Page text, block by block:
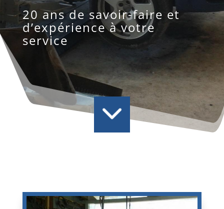
20 ans de savoir-faire et
d’expérience à votre
service